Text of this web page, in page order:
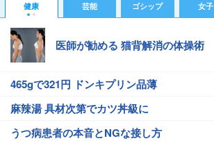
健康 芸能 ゴシップ 女子
医師が勧める 猫背解消の体操術
465gで321円 ドンキプリン品薄
麻辣湯 具材次第でカツ丼級に
うつ病患者の本音とNGな接し方